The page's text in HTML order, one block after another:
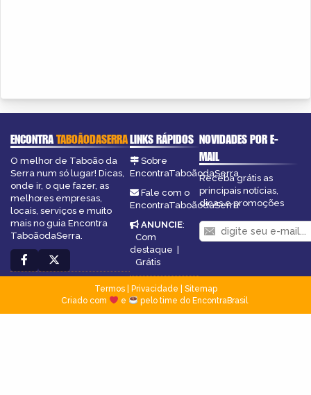
ENCONTRATABOÃODASERRA
O melhor de Taboão da
Serra num só lugar! Dicas,
onde ir, o que fazer, as
melhores empresas,
locais, serviços e muito
mais no guia Encontra
TaboãodaSerra.
LINKS RÁPIDOS
Sobre
EncontraTaboãodaSerra
Fale com o
EncontraTaboãodaSerra
ANUNCIE:
Com
destaque |
Grátis
NOVIDADES POR E-
MAIL
Receba grátis as
principais notícias,
dicas e promoções
Termos| Privacidade
Sitemap
Criado com
e pelo time do EncontraBrasil